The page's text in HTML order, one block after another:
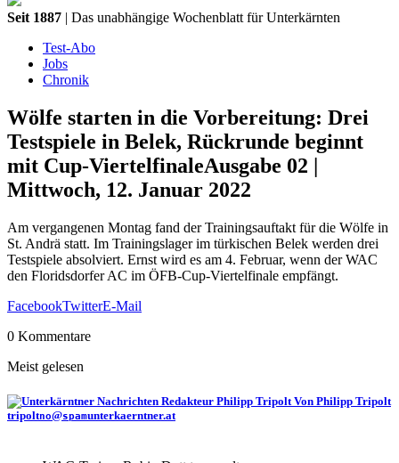
Seit 1887 | Das unabhängige Wochenblatt für Unterkärnten
Test-Abo
Jobs
Chronik
Wölfe starten in die Vorbereitung: Drei
Testspiele in Belek, Rückrunde beginnt
mit Cup-ViertelfinaleAusgabe 02 |
Mittwoch, 12. Januar 2022
Am vergangenen Montag fand der Trainingsauftakt für die Wölfe in
St. Andrä statt. Im Trainingslager im türkischen Belek werden drei
Testspiele absolviert. Ernst wird es am 4. Februar, wenn der WAC
den Floridsdorfer AC im ÖFB-Cup-Viertelfinale empfängt.
FacebookTwitterE-Mail
0 Kommentare
Meist gelesen
Von Philipp Tripolt
tripoltno@spamunterkaerntner.at